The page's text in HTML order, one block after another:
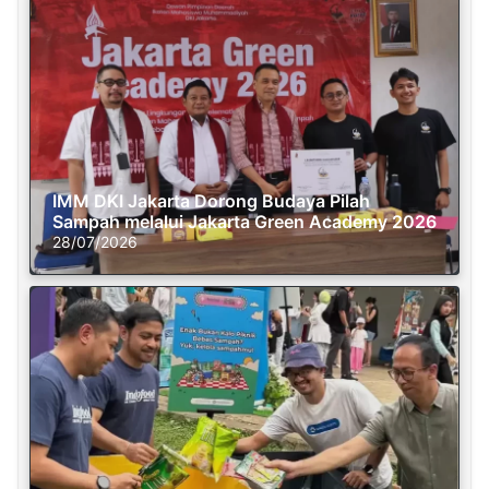
IMM DKI Jakarta Dorong Budaya Pilah
Sampah melalui Jakarta Green Academy 2026
28/07/2026